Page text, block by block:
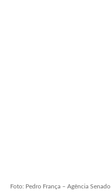
Foto: Pedro França – Agência Senado